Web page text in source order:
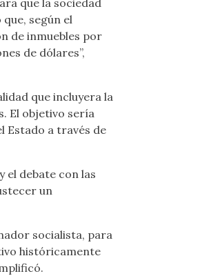
que la sociedad
según el
de inmuebles por
de dólares”,
que incluyera la
El objetivo sería
Estado a través de
el debate con las
un
socialista, para
históricamente